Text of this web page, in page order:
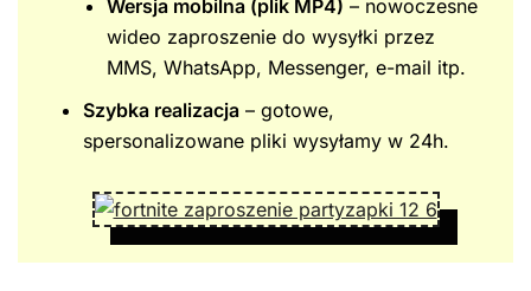
Wersja mobilna (plik MP4) – nowoczesne
wideo zaproszenie do wysyłki przez
MMS, WhatsApp, Messenger, e-mail itp.
Szybka realizacja – gotowe,
spersonalizowane pliki wysyłamy w 24h.